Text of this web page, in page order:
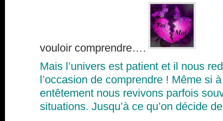
vouloir comprendre….
Mais l’univers est patient et il nous
l’occasion de comprendre ! Même si
entêtement nous revivons parfois
situations. Jusqu’à ce qu’on décide